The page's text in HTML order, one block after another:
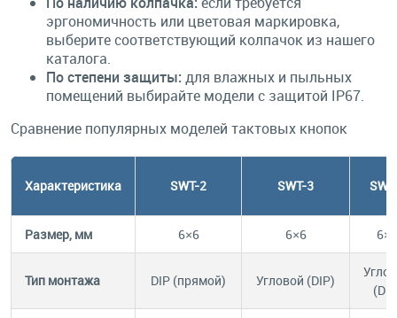
эргономичность или цветовая маркировка,
выберите соответствующий колпачок из нашего
каталога.
По степени защиты: для влажных и пыльных
помещений выбирайте модели с защитой IP67.
Сравнение популярных моделей тактовых кнопок
Характеристика SWT-2 SWT-3
Размер, мм 6×6 6×6 6×6
Тип монтажа DIP (прямой) Угловой (DIP)